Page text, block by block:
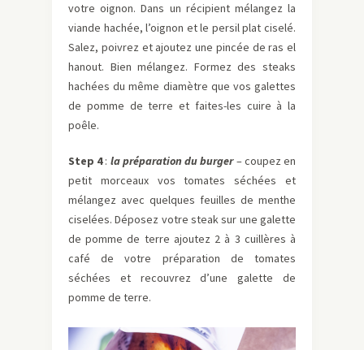
votre oignon. Dans un récipient mélangez la
viande hachée, l’oignon et le persil plat ciselé.
Salez, poivrez et ajoutez une pincée de ras el
hanout. Bien mélangez. Formez des steaks
hachées du même diamètre que vos galettes
de pomme de terre et faites-les cuire à la
poêle.
Step 4: la préparation du burger– coupez en
petit morceaux vos tomates séchées et
mélangez avec quelques feuilles de menthe
ciselées. Déposez votre steak sur une galette
de pomme de terre ajoutez 2 à 3 cuillères à
café de votre préparation de tomates
séchées et recouvrez d’une galette de
pomme de terre.